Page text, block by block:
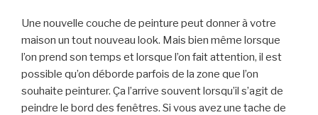
Une nouvelle couche de peinture peut donner à votre
maison un tout nouveau look. Mais bien même lorsque
l’on prend son temps et lorsque l’on fait attention, il est
possible qu’on déborde parfois de la zone que l’on
souhaite peinturer. Ça l’arrive souvent lorsqu’il s’agit de
peindre le bord des fenêtres. Si vous avez une tache de